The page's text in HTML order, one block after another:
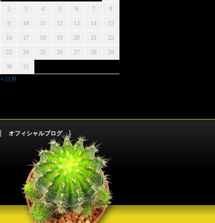
« 11月
2 3 4 5 6 7 8
9 10 11 12 13 14 15
16 17 18 19 20 21 22
23 24 25 26 27 28 29
30 31
オフィシャルブログ